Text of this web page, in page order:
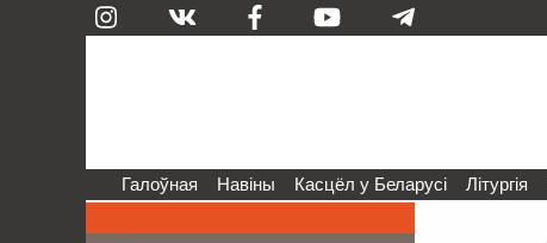
Галоўная Навіны Касцёл у Беларусі Літургія